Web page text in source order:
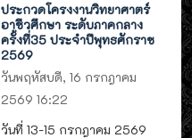
ประกวดโครงงานวิทยาศาตร์
อาชีวศึกษา ระดับภาคกลาง
ครั้งที่35 ประจำปีพุทธศักราช
2569
วันพฤหัสบดี, 16 กรกฎาคม
2569 16:22
วันที่ 13-15 กรกฎาคม 2569